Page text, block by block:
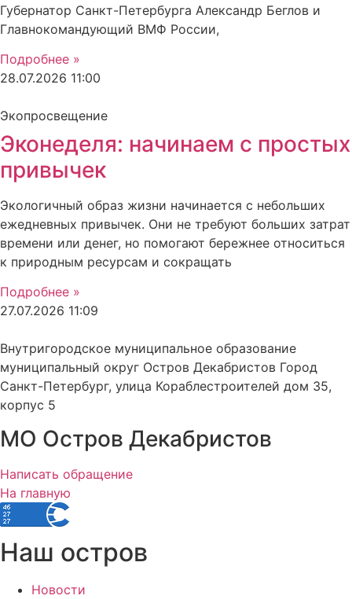
Губернатор Санкт-Петербурга Александр Беглов и
Главнокомандующий ВМФ России,
Подробнее »
28.07.2026 11:00
Экопросвещение
Эконеделя: начинаем с простых
привычек
Экологичный образ жизни начинается с небольших
ежедневных привычек. Они не требуют больших затрат
времени или денег, но помогают бережнее относиться
к природным ресурсам и сокращать
Подробнее »
27.07.2026 11:09
Внутригородское муниципальное образование
муниципальный округ Остров Декабристов Город
Санкт-Петербург, улица Кораблестроителей дом 35,
корпус 5
МО Остров Декабристов
Написать обращение
На главную
Наш остров
Новости